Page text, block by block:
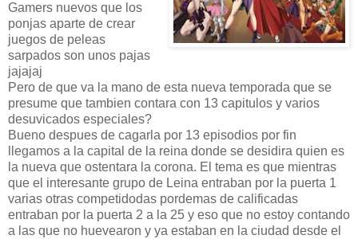
Gamers nuevos que los
ponjas aparte de crear
juegos de peleas
sarpados son unos pajas
jajajaj
Pero de que va la mano de esta nueva temporada que se
presume que tambien contara con 13 capitulos y varios
desuvicados especiales?
Bueno despues de cagarla por 13 episodios por fin
llegamos a la capital de la reina donde se desidira quien es
la nueva que ostentara la corona. El tema es que mientras
que el interesante grupo de Leina entraban por la puerta 1
varias otras competidodas pordemas de calificadas
entraban por la puerta 2 a la 25 y eso que no estoy contando
a las que no huevearon y ya estaban en la ciudad desde el